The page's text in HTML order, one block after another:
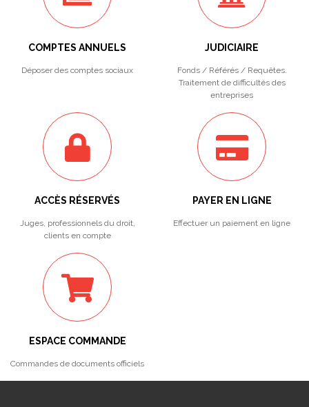
COMPTES ANNUELS
Déposer des comptes sociaux
JUDICIAIRE
Fonds / Référés / Requêtes.
Traitement de difficultés des
entreprises
ACCÈS RÉSERVÉS
Juges, professionnels du droit,
clients en compte
PAYER EN LIGNE
Effectuer un paiement en ligne
ESPACE COMMANDE
Commandes de documents officiels